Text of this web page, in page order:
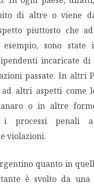
di altre o viene
piuttosto che
sono state
incaricate
passate. In altri
altri aspetti come
o in altre
i processi penali
violazioni.
quanto in
è svolto da una